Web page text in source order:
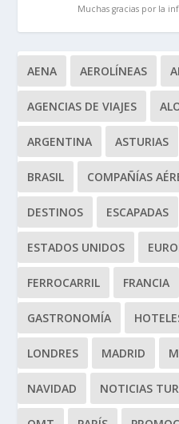
Muchas gracias por la
AENA AEROLÍNEAS
AGENCIAS DE VIAJES
ARGENTINA ASTURIAS
BRASIL COMPAÑÍAS
DESTINOS ESCAPADAS
ESTADOS UNIDOS
FERROCARRIL FRANCIA
GASTRONOMÍA
LONDRES MADRID
NAVIDAD NOTICIAS